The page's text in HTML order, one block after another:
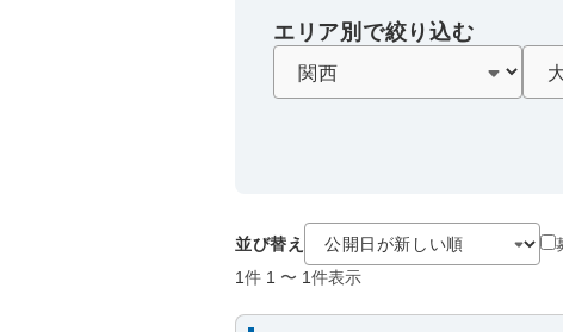
エリア別で絞り込む
並び替え
1件 1 〜 1件表示